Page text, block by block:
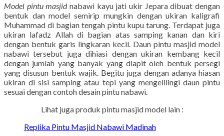
Model pintu masjidnabawi kayu jati ukir Jepara dibuat dengan
bentuk dan model semirip mungkin dengan ukiran kaligrafi
Muhammad di bagian tengah pintu kupu tarung. Terdapat juga
ukiran lafadz Allah di bagian atas samping kanan dan kiri
dengan bentuk garis lingkaran kecil. Daun pintu masjid model
nabawi tersebut juga dihiasi dengan ukiran kembang kecil
dengan jumlah yang banyak yang diapit oleh bentuk persegi
yang disusun bentuk wajik. Begitu juga dengan adanya hiasan
ukiran di sisi samping atau tepi yang mengelilingi daun pintu
sesuai dengan contoh desain pintu nabawi.
Lihat juga produk pintu masjid model lain :
Replika Pintu Masjid Nabawi Madinah